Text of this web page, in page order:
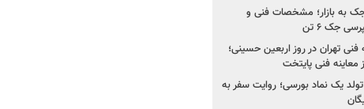
به بازار؛ مشخصات فنی و
جک ۶ تن
معاینه فنی تهران در روز اربعین حسینی؛
معاینه فنی پایتخت
تولد یک نماد بورسی؛ روایت سفر به